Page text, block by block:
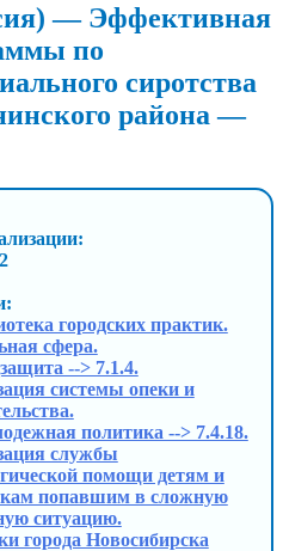
— Эффективная
по
сиротства
района —
городских практик.
сфера.
--> 7.1.4.
системы опеки и
политика --> 7.4.18.
службы
помощи детям и
попавшим в сложную
ситуацию.
города Новосибирска